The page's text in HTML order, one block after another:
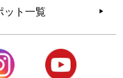
ット一覧